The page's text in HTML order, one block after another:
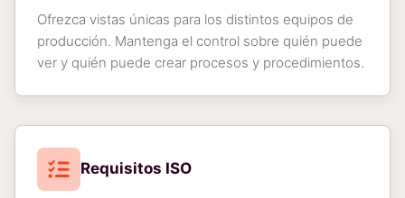
Ofrezca vistas únicas para los distintos equipos de
producción. Mantenga el control sobre quién puede
ver y quién puede crear procesos y procedimientos.
Requisitos ISO